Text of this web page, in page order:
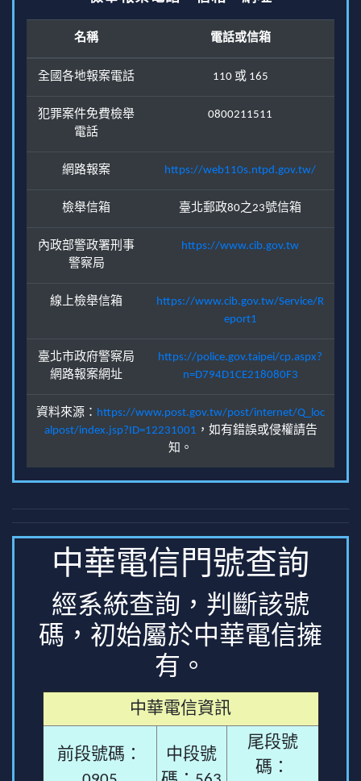
名稱 電話或信箱
全國各地報案電話 110 或 165
犯罪案件免費檢舉
電話
0800211511
網路報案 https://web110s.ntpd.gov.tw/
檢舉信箱 臺北郵政80之23號信箱
內政部警政署刑事
警察局
https://www.cib.gov.tw
線上檢舉信箱
https://www.cib.gov.tw/Service/R
eport1
臺北市政府警察局
網路報案網址
https://police.gov.taipei/cp.aspx?
n=D794D1CE218080F3
資料來源： https://www.post.gov.tw/post/internet/Q_loc
alpost/index.jsp?ID=12231001 ，如有錯誤或侵權請告
知。
中華電信門號查詢
經系統查詢，判斷該號
碼，初始屬於中華電信擁
有。
中華電信資訊
前段號碼：
中段號
尾段號
碼：